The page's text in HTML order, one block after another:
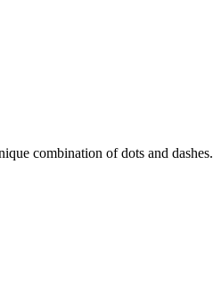
combination of dots and dashes.